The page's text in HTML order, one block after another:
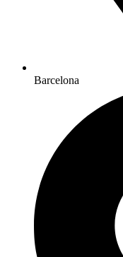
Barcelona